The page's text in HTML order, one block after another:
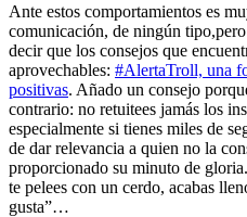
Ante estos comportamientos es
comunicación, de ningún
decir que los consejos que
aprovechables: #AlertaTroll, una
positivas. Añado un consejo
contrario: no retuitees jamás los
especialmente si tienes miles de
de dar relevancia a quien no la
proporcionado su minuto de
te pelees con un cerdo, acabas
gusta”…